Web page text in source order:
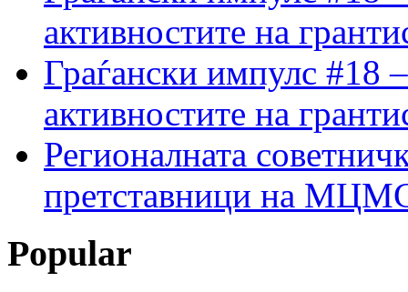
активностите на
Граѓански импулс #18
активностите на
Регионалната
претставници на МЦМС
Popular